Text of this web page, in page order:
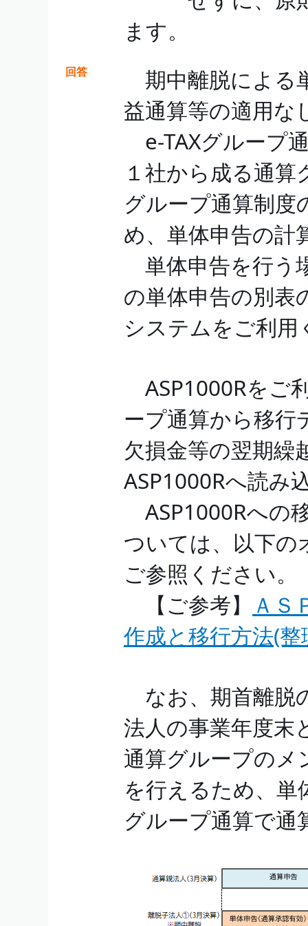
ます。
回答
期中離脱による
益通算等の適用な
e-TAXグループ
１社から成る通
グループ通算制度
め、単体申告の計
単体申告を行う
の単体申告の別表
システムをご利
ASP1000Rをご
ープ通算から移行
欠損金等の翌期繰
ASP1000Rへ読み
ASP1000Rへの
ついては、以下の
ご参照ください。
【ご参考】
ＡＳ
作成と移行方法(
なお、期首離脱
法人の事業年度末
通算グループのメ
を行えるため、単
グループ通算で通